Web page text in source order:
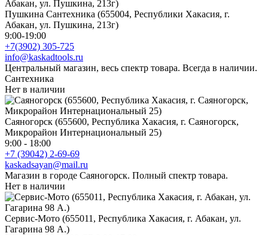
Пушкина Сантехника (655004, Республики Хакасия, г.
Абакан, ул. Пушкина, 213г)
9:00-19:00
+7(3902) 305-725
info@kaskadtools.ru
Центральный магазин, весь спектр товара. Всегда в наличии.
Сантехника
Нет в наличии
Саяногорск (655600, Республика Хакасия, г. Саяногорск,
Микрорайон Интернациональный 25)
9:00 - 18:00
+7 (39042) 2-69-69
kaskadsayan@mail.ru
Магазин в городе Саяногорск. Полный спектр товара.
Нет в наличии
Сервис-Мото (655011, Республика Хакасия, г. Абакан, ул.
Гагарина 98 А.)